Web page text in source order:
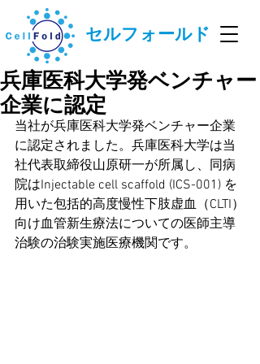
セルフォールド
兵庫医科大学発ベンチャー
企業に認定
当社が兵庫医科大学発ベンチャー企業
に認定されました。兵庫医科大学は当
社代表取締役山原研一が所属し、同病
院はInjectable cell scaffold (ICS-001) を
用いた包括的高度慢性下肢虚血（CLTI）
向け血管新生療法についての医師主導
治験の治験実施医療機関です。